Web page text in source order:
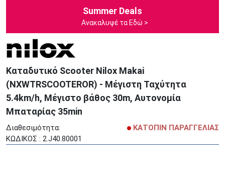
Summer Deals
Ανακαλυψέ τα Εδώ >
Καταδυτικό Scooter Nilox Makai
(NXWTRSCOOTEROR) - Mέγιστη Ταχύτητα
5.4km/h, Mέγιστο βάθος 30m, Αυτονομία
Μπαταρίας 35min
Διαθεσιμότητα:
ΚΑΤΟΠΙΝ ΠΑΡΑΓΓΕΛΙΑΣ
ΚΩΔΙΚΟΣ : 2.J40.80001